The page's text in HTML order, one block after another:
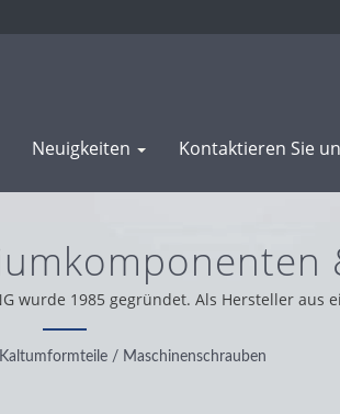
Neuigkeiten Kontaktieren Sie
| WAS SHENG
wurde 1985 gegründet. Als Hersteller
arbeiten wir mit Integrität,
und die besten Produkte.
Kaltumformteile / Maschinenschrauben